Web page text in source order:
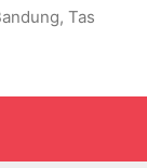
Tas